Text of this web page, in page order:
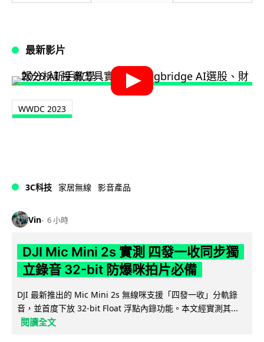
最新影片
WWDC 2023
3C科技 家居無線 影音產品
Vin 6 小時
DJI Mic Mini 2s 實測 四發一收同步獨
立錄音 32-bit 防爆咪拍片必備
DJI 最新推出的 Mic Mini 2s 無線咪支援「四發一收」分軌錄
音，並首度下放 32-bit Float 浮點內錄功能。本文經實測其...
閱讀全文